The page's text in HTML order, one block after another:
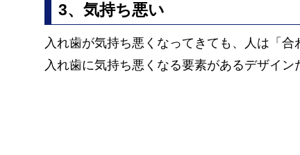
3、気持ち悪い
入れ歯が気持ち悪くなってきても、人は「
入れ歯に気持ち悪くなる要素があるデザイ